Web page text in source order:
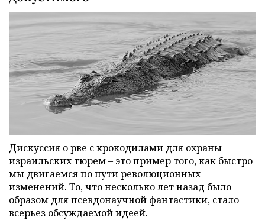
Дискуссия о рве с крокодилами для охраны
израильских тюрем – это пример того, как быстро
мы двигаемся по пути революционных
изменений. То, что несколько лет назад было
образом для псевдонаучной фантастики, стало
всерьез обсуждаемой идеей.